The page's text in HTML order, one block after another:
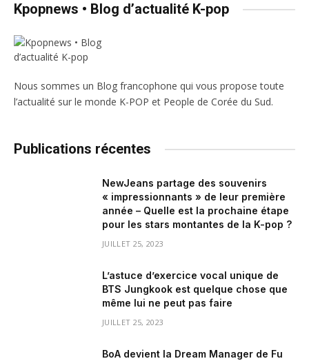
Kpopnews • Blog d’actualité K-pop
Nous sommes un Blog francophone qui vous propose toute
l’actualité sur le monde K-POP et People de Corée du Sud.
Publications récentes
NewJeans partage des souvenirs
« impressionnants » de leur première
année – Quelle est la prochaine étape
pour les stars montantes de la K-pop ?
JUILLET 25, 2023
L’astuce d’exercice vocal unique de
BTS Jungkook est quelque chose que
même lui ne peut pas faire
JUILLET 25, 2023
BoA devient la Dream Manager de Fu